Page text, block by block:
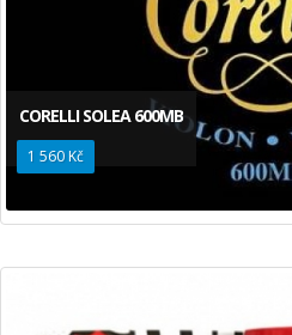
CORELLI SOLEA 600MB
1 560 Kč